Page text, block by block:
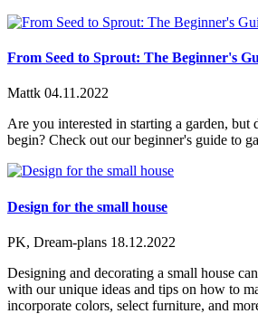
From Seed to Sprout: The Beginner's
Mattk 04.11.2022
Are you interested in starting a garden, but
begin? Check out our beginner's guide to
Design for the small house
PK, Dream-plans 18.12.2022
Designing and decorating a small house
with our unique ideas and tips on how to
incorporate colors, select furniture, and